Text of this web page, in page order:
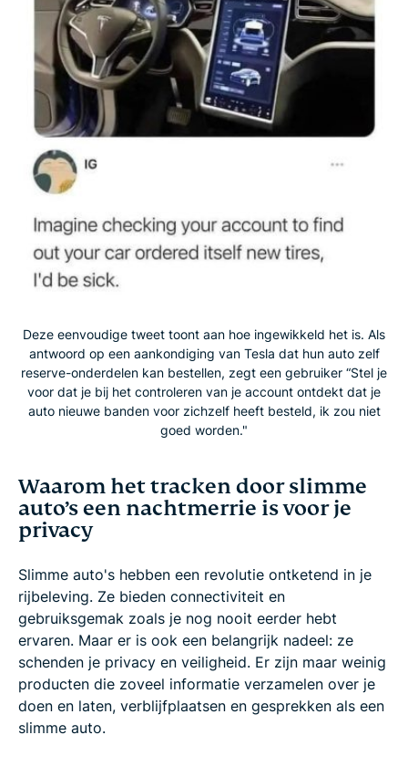
Deze eenvoudige tweet toont aan hoe ingewikkeld het is. Als
antwoord op een aankondiging van Tesla dat hun auto zelf
reserve-onderdelen kan bestellen, zegt een gebruiker “Stel je
voor dat je bij het controleren van je account ontdekt dat je
auto nieuwe banden voor zichzelf heeft besteld, ik zou niet
goed worden."
Waarom het tracken door slimme
auto’s een nachtmerrie is voor je
privacy
Slimme auto's hebben een revolutie ontketend in je
rijbeleving. Ze bieden connectiviteit en
gebruiksgemak zoals je nog nooit eerder hebt
ervaren. Maar er is ook een belangrijk nadeel: ze
schenden je privacy en veiligheid. Er zijn maar weinig
producten die zoveel informatie verzamelen over je
doen en laten, verblijfplaatsen en gesprekken als een
slimme auto.